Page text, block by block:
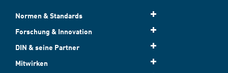
Normen & Standards
Forschung & Innovation
DIN & seine Partner
Mitwirken